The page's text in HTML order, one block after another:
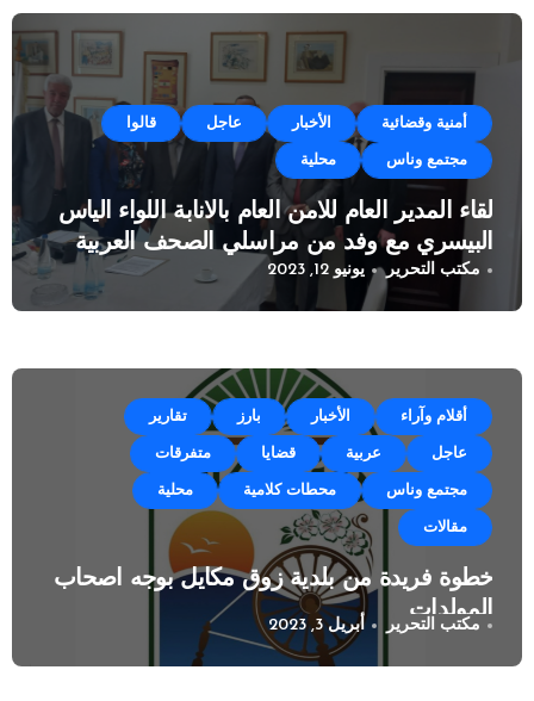
أمنية وقضائية الأخبار عاجل قالوا
مجتمع وناس محلية
لقاء المدير العام للامن العام بالانابة اللواء الياس
البيسري مع وفد من مراسلي الصحف العربية
مكتب التحرير يونيو 12, 2023
أقلام وآراء الأخبار بارز تقارير
عاجل عربية قضايا متفرقات
مجتمع وناس محطات كلامية محلية
مقالات
خطوة فريدة من بلدية زوق مكايل بوجه اصحاب
المولدات
مكتب التحرير أبريل 3, 2023